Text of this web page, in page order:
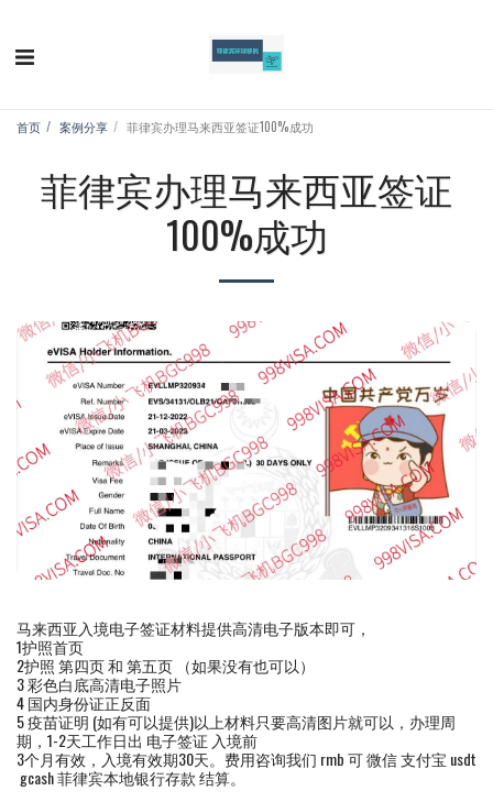
首页 案例分享 菲律宾办理马来西亚签证100%成功
菲律宾办理马来西亚签证
100%成功
马来西亚入境电子签证材料提供高清电子版本即可，
1护照首页
2护照 第四页 和 第五页 （如果没有也可以）
3 彩色白底高清电子照片
4 国内身份证正反面
5 疫苗证明 (如有可以提供)以上材料只要高清图片就可以，办理周
期，1-2天工作日出 电子签证 入境前
3个月有效，入境有效期30天。费用咨询我们 rmb 可 微信 支付宝 usdt
gcash 菲律宾本地银行存款 结算。